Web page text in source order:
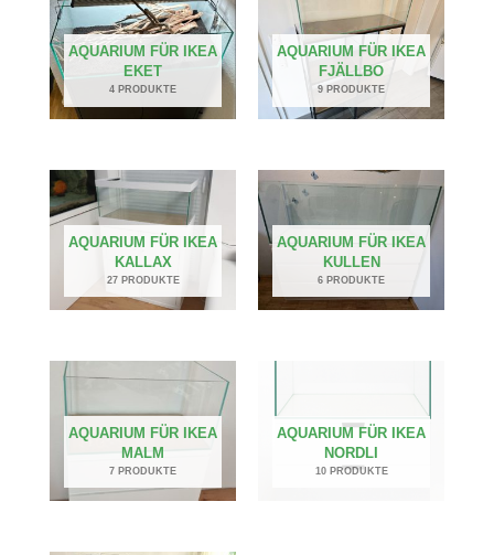
AQUARIUM FÜR IKEA
EKET
4 PRODUKTE
AQUARIUM FÜR IKEA
FJÄLLBO
9 PRODUKTE
AQUARIUM FÜR IKEA
KALLAX
27 PRODUKTE
AQUARIUM FÜR IKEA
KULLEN
6 PRODUKTE
AQUARIUM FÜR IKEA
MALM
7 PRODUKTE
AQUARIUM FÜR IKEA
NORDLI
10 PRODUKTE